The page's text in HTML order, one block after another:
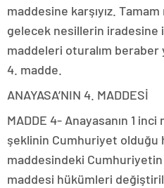
maddesine karşıyız. Tamam
gelecek nesillerin iradesine
maddeleri oturalım beraber
4. madde.
ANAYASA’NIN 4. MADDESİ
MADDE 4- Anayasanın 1
şeklinin Cumhuriyet olduğu
maddesindeki
maddesi hükümleri